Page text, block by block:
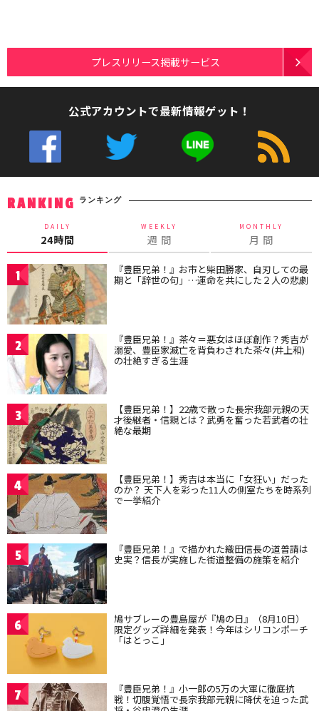
プレスリリース掲載サービス
公式アカウントで最新情報ゲット！
RANKING ランキング
DAILY
24時間
WEEKLY
週 間
MONTHLY
月 間
1 『豊臣兄弟！』お市と柴田勝家、自刃しての最
期と「辞世の句」…運命を共にした２人の悲劇
2 『豊臣兄弟！』茶々＝悪女はほぼ創作？秀吉が
溺愛、豊臣家滅亡を背負わされた茶々(井上和)
の壮絶すぎる生涯
3 【豊臣兄弟！】22歳で散った長宗我部元親の天
才後継者・信親とは？武勇を奮った若武者の壮
絶な最期
4 【豊臣兄弟！】秀吉は本当に「女狂い」だった
のか？ 天下人を彩った11人の側室たちを時系列
で一挙紹介
5 『豊臣兄弟！』で描かれた織田信長の道普請は
史実？信長が実施した街道整備の施策を紹介
6 鳩サブレーの豊島屋が『鳩の日』（8月10日）
限定グッズ詳細を発表！今年はシリコンポーチ
「はとっこ」
7 『豊臣兄弟！』小一郎の5万の大軍に徹底抗
戦！切腹覚悟で長宗我部元親に降伏を迫った武